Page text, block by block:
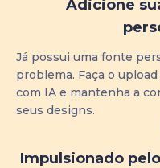
Adicione
Já possui uma fonte
problema. Faça o
com IA e mantenha a
seus designs.
Impulsionado